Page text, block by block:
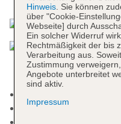
Rezeption,
Hinweis. Sie können
über "Cookie-
Webseite] durch
Ein solcher Widerruf
Rechtmäßigkeit der bis
Verarbeitung aus.
Zustimmung
Angebote unterbreitet
sind aktiv.
Impressum